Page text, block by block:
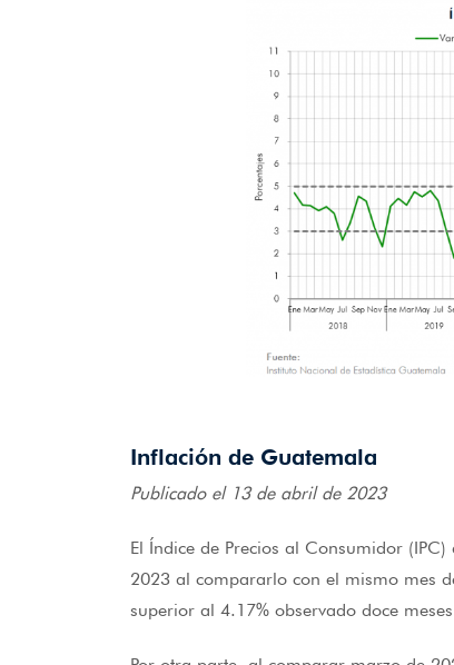
Inflación de Guatemala
Publicado el 13 de abril de 2023
El Índice de Precios al Consumidor
2023 al compararlo con el mismo mes
superior al 4.17% observado doce